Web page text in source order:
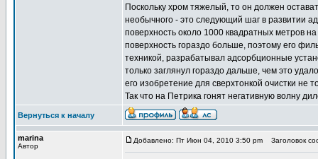
Поскольку хром тяжелый, то он должен
необычного - это следующий шаг в развитии
поверхность около 1000 квадратных метров
поверхность гораздо больше, поэтому его
техникой, разрабатывал адсорбционные
только заглянул гораздо дальше, чем это
его изобретение для сверхтонкой очистки не
Так что на Петрика гонят негативную волну
Вернуться к началу
marina
Автор
Добавлено: Пт Июн 04, 2010 3:50 pm Заголовок